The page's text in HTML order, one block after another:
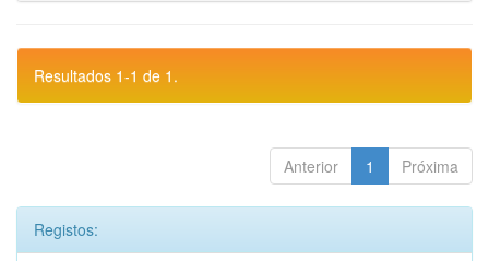
Resultados 1-1 de 1.
Anterior 1 Próxima
Registos: